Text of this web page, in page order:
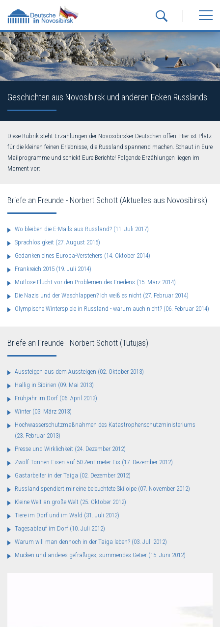
Geschichten aus Novosibirsk und anderen Ecken Russlands
Diese Rubrik steht Erzählungen der Novosibirsker Deutschen offen. Hier ist Platz
für die kleinen feinen Erlebnisse, die Russland spannend machen. Schaut in Eure
Mailprogramme und schickt Eure Berichte! Folgende Erzählungen liegen im
Moment vor:
Briefe an Freunde - Norbert Schott (Aktuelles aus Novosibirsk)
Wo bleiben die E-Mails aus Russland? (11. Juli 2017)
Sprachlosigkeit (27. August 2015)
Gedanken eines Europa-Verstehers (14. Oktober 2014)
Frankreich 2015 (19. Juli 2014)
Mutlose Flucht vor den Problemen des Friedens (15. März 2014)
Die Nazis und der Waschlappen? Ich weiß es nicht (27. Februar 2014)
Olympische Winterspiele in Russland - warum auch nicht? (06. Februar 2014)
Briefe an Freunde - Norbert Schott (Tutujas)
Aussteigen aus dem Aussteigen (02. Oktober 2013)
Hallig in Sibirien (09. Mai 2013)
Frühjahr im Dorf (06. April 2013)
Winter (03. März 2013)
Hochwasserschutzmaßnahmen des Katastrophenschutzministeriums
(23. Februar 2013)
Presse und Wirklichkeit (24. Dezember 2012)
Zwölf Tonnen Eisen auf 50 Zentimeter Eis (17. Dezember 2012)
Gastarbeiter in der Taiga (02. Dezember 2012)
Russland spendiert mir eine beleuchtete Skiloipe (07. November 2012)
Kleine Welt an große Welt (25. Oktober 2012)
Tiere im Dorf und im Wald (31. Juli 2012)
Tagesablauf im Dorf (10. Juli 2012)
Warum will man dennoch in der Taiga leben? (03. Juli 2012)
Mücken und anderes gefräßiges, summendes Getier (15. Juni 2012)